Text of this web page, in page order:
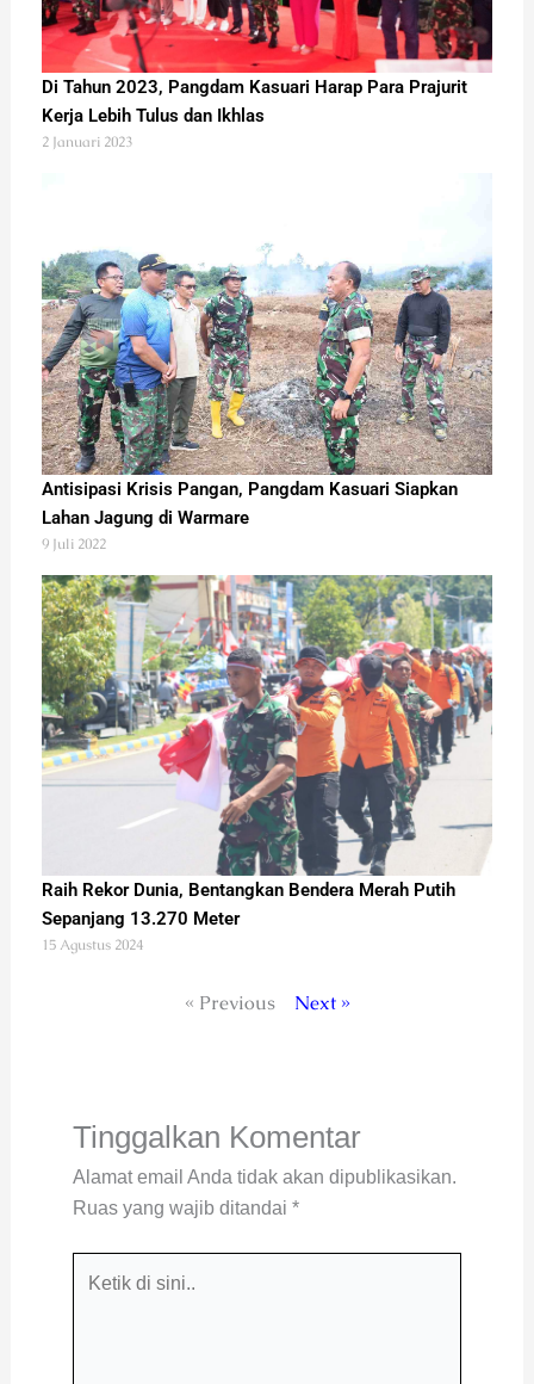
Di Tahun 2023, Pangdam Kasuari Harap Para Prajurit
Kerja Lebih Tulus dan Ikhlas
2 Januari 2023
Antisipasi Krisis Pangan, Pangdam Kasuari Siapkan
Lahan Jagung di Warmare
9 Juli 2022
Raih Rekor Dunia, Bentangkan Bendera Merah Putih
Sepanjang 13.270 Meter
15 Agustus 2024
« Previous Next »
Tinggalkan Komentar
Alamat email Anda tidak akan dipublikasikan.
Ruas yang wajib ditandai *